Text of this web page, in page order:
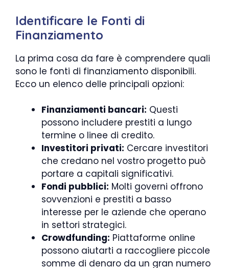
Identificare le Fonti di
Finanziamento
La prima cosa da fare è comprendere quali
sono le fonti di finanziamento disponibili.
Ecco un elenco delle principali opzioni:
Finanziamenti bancari: Questi
possono includere prestiti a lungo
termine o linee di credito.
Investitori privati: Cercare investitori
che credano nel vostro progetto può
portare a capitali significativi.
Fondi pubblici: Molti governi offrono
sovvenzioni e prestiti a basso
interesse per le aziende che operano
in settori strategici.
Crowdfunding: Piattaforme online
possono aiutarti a raccogliere piccole
somme di denaro da un gran numero